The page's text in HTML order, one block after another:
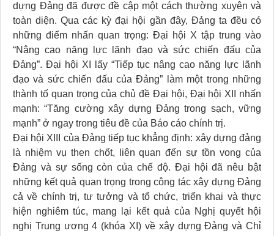
dựng Đảng đã được đề cập một cách thường xuyên và
toàn diện. Qua các kỳ đại hội gần đây, Đảng ta đều có
những điểm nhấn quan trọng: Đại hội X tập trung vào
“Nâng cao năng lực lãnh đạo và sức chiến đấu của
Đảng”. Đại hội XI lấy “Tiếp tục nâng cao năng lực lãnh
đạo và sức chiến đấu của Đảng” làm một trong những
thành tố quan trọng của chủ đề Đại hội, Đại hội XII nhấn
mạnh: “Tăng cường xây dựng Đảng trong sạch, vững
mạnh” ở ngay trong tiêu đề của Báo cáo chính trị.
Đại hội XIII của Đảng tiếp tục khẳng định: xây dựng đảng
là nhiệm vụ then chốt, liên quan đến sự tồn vong của
Đảng và sự sống còn của chế độ. Đại hội đã nêu bật
những kết quả quan trọng trong công tác xây dựng Đảng
cả về chính trị, tư tưởng và tổ chức, triển khai và thực
hiện nghiêm túc, mang lại kết quả của Nghị quyết hội
nghị Trung ương 4 (khóa XI) về xây dựng Đảng và Chỉ